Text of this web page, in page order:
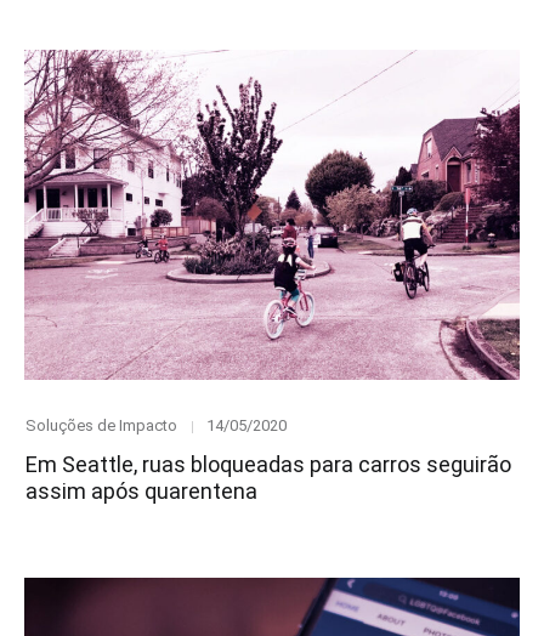
Category
Soluções de Impacto
Posted
14/05/2020
Em Seattle, ruas bloqueadas para carros seguirão
assim após quarentena